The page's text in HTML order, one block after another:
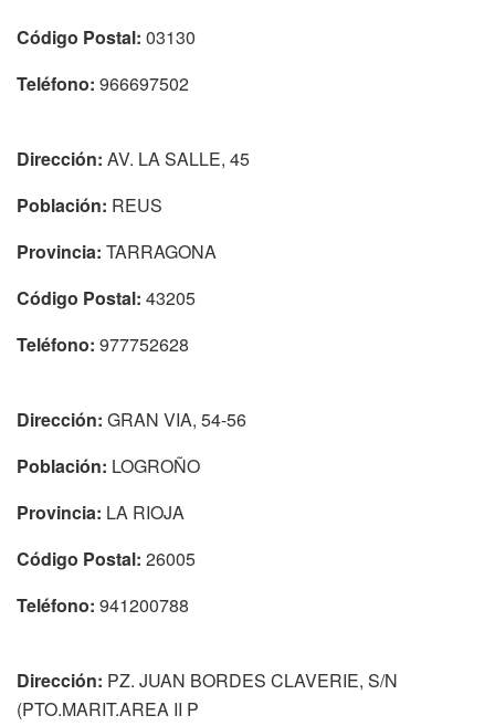
Código Postal: 03130
Teléfono: 966697502
Dirección: AV. LA SALLE, 45
Población: REUS
Provincia: TARRAGONA
Código Postal: 43205
Teléfono: 977752628
Dirección: GRAN VIA, 54-56
Población: LOGROÑO
Provincia: LA RIOJA
Código Postal: 26005
Teléfono: 941200788
Dirección: PZ. JUAN BORDES CLAVERIE, S/N
(PTO.MARIT.AREA II P